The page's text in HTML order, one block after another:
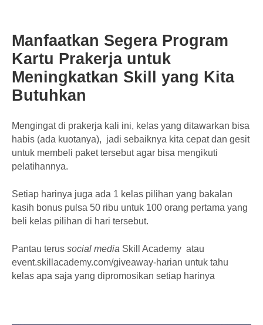
Manfaatkan Segera Program
Kartu Prakerja untuk
Meningkatkan Skill yang Kita
Butuhkan
Mengingat di prakerja kali ini, kelas yang ditawarkan bisa
habis (ada kuotanya), jadi sebaiknya kita cepat dan gesit
untuk membeli paket tersebut agar bisa mengikuti
pelatihannya.
Setiap harinya juga ada 1 kelas pilihan yang bakalan
kasih bonus pulsa 50 ribu untuk 100 orang pertama yang
beli kelas pilihan di hari tersebut.
Pantau terus social media Skill Academy atau
event.skillacademy.com/giveaway-harian untuk tahu
kelas apa saja yang dipromosikan setiap harinya